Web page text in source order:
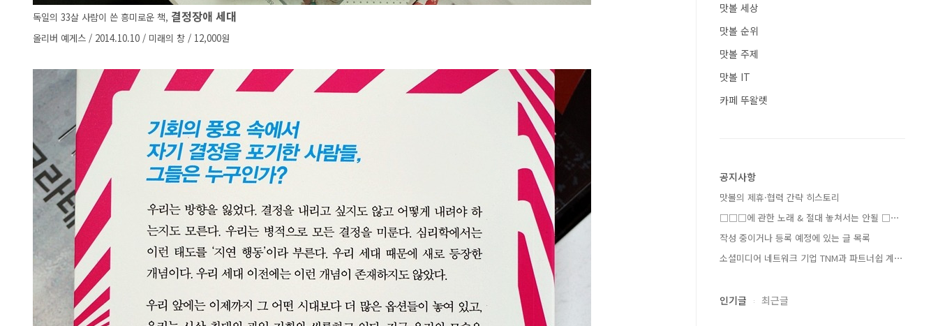
독일의 33살 사람이 쓴 흥미로운 책, 결정장애 세대
올리버 예게스 / 2014.10.10 / 미래의 창 / 12,000원
맛볼 세상
맛볼 순위
맛볼 주제
맛볼 IT
카페 뚜왈렛
공지사항
맛볼의 제휴·협력 간략 히스토리
□□□에 관한 노래 & 절대 놓쳐서는 안될 □⋯
작성 중이거나 등록 예정에 있는 글 목록
소셜미디어 네트워크 기업 TNM과 파트너쉽 계⋯
인기글 최근글